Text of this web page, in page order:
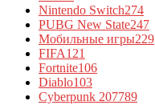
Nintendo Switch274
PUBG New State247
Мобильные игры229
FIFA121
Fortnite106
Diablo103
Cyberpunk 207789